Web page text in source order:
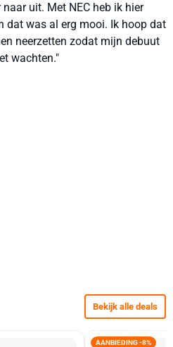
uit. Met NEC heb ik hier
dat was al erg mooi. Ik hoop dat
neerzetten zodat mijn debuut
wachten."
Bekijk alle deals
AANBIEDING -8%